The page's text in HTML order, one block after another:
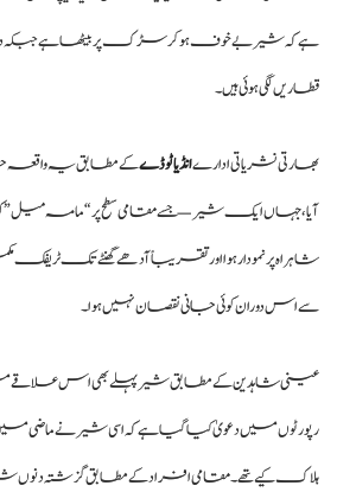
ہے کہ شیر بے خوف ہو کر سڑک پر بیٹھا ہے جبکہ
قطاریں لگی ہوئی ہیں۔
بھارتی نشریاتی ادارےانڈیا ٹو ڈےکے مطابق یہ واقعہ
آیا، جہاں ایک شیر—جسے مقامی سطح پر “مامہ
شاہراہ پر نمودار ہوا اور تقریباً آدھے گھنٹے تک ٹریفک
سے اس دوران کوئی جانی نقصان نہیں ہوا۔
عینی شاہدین کے مطابق شیر پہلے بھی اس علاقے
رپورٹوں میں دعویٰ کیا گیا ہے کہ اسی شیر نے ماضی
ہلاک کیے تھے۔ مقامی افراد کے مطابق گزشتہ